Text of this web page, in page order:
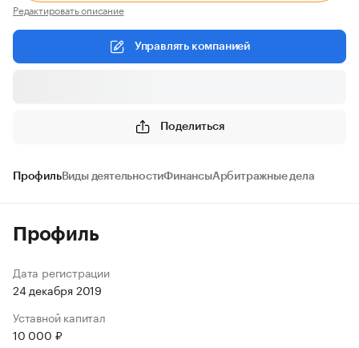
Редактировать описание
Управлять компанией
Поделиться
ПрофильВиды деятельностиФинансыАрбитражные дела
Профиль
Дата регистрации
24 декабря 2019
Уставной капитал
10 000 ₽